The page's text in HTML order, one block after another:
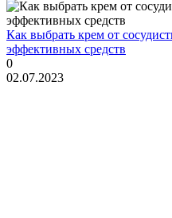
Как выбрать крем от
эффективных средств
0
02.07.2023